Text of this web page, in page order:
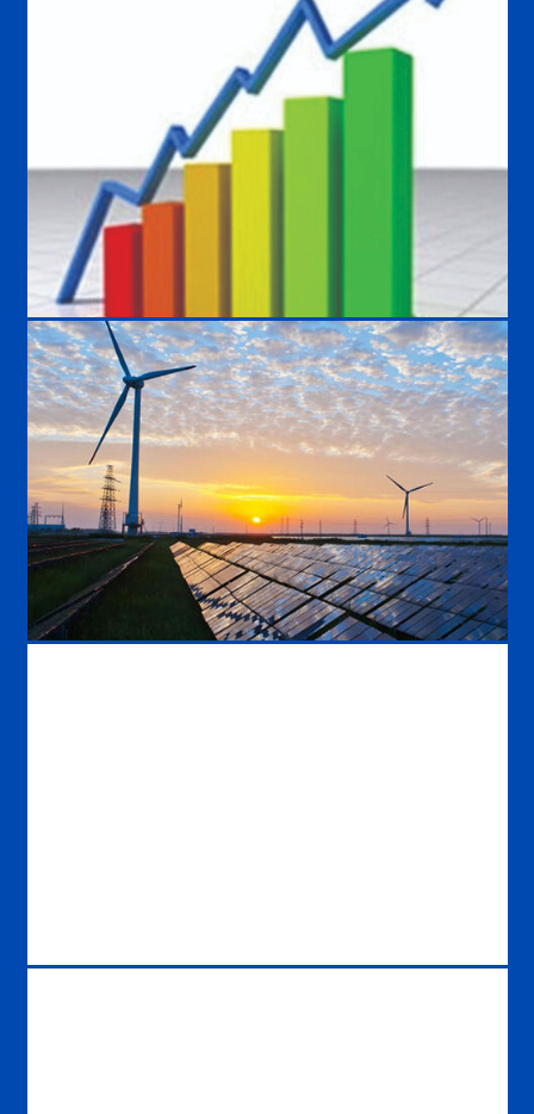
تازه های تکنولوژی و انرژی خورشیدی
صرفه جویی انرژی با اینورتر